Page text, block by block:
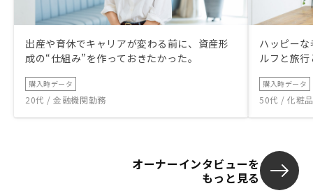
出産や育休でキャリアが変わる前に、資産形
成の“仕組み”を作っておきたかった。
購入時データ
20代 / 金融機関勤務
ハッピー
ルフと旅
購入時データ
50代 / 化粧
オーナーインタビューを
もっと見る